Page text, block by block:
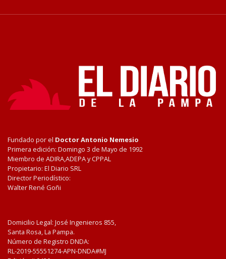
Fundado por el Doctor Antonio Nemesio
Primera edición: Domingo 3 de Mayo de 1992
Miembro de ADIRA,ADEPA y CPPAL
Propietario: El Diario SRL
Director Periodístico:
Walter René Goñi
Domicilio Legal: José Ingenieros 855,
Santa Rosa, La Pampa.
Número de Registro DNDA:
RL-2019-55551274-APN-DNDA#MJ